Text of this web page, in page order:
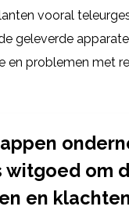
vooral
geleverde
en problemen met
witgoed om
en